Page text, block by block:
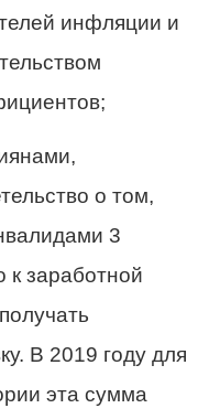
инфляции и
о том,
3
к заработной
В 2019 году для
эта сумма